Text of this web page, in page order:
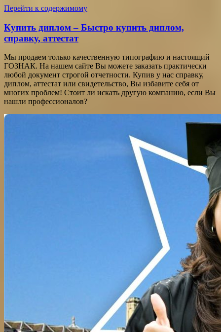
Перейти к содержимому
Купить диплом – Быстро купить диплом,
справку, аттестат
Мы продаем только качественную типографию и настоящий
ГОЗНАК. На нашем сайте Вы можете заказать практически
любой документ строгой отчетности. Купив у нас справку,
диплом, аттестат или свидетельство, Вы избавите себя от
многих проблем! Стоит ли искать другую компанию, если Вы
нашли профессионалов?